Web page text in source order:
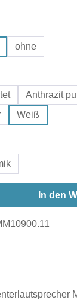
ohne
Anthrazit
Weiß
In den